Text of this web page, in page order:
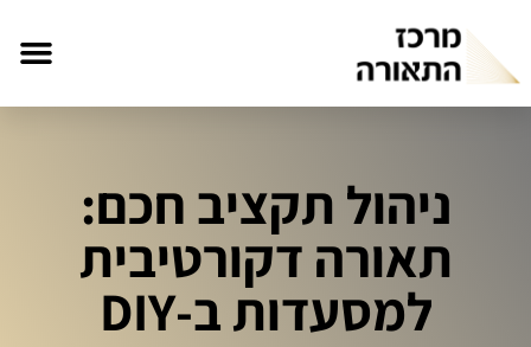
ניהול תקציב חכם:
תאורה דקורטיבית
למסעדות ב‑DIY